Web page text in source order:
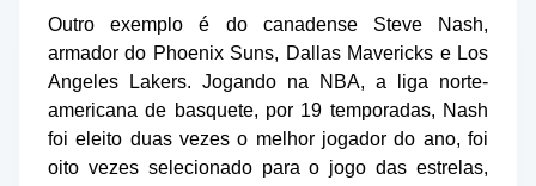
Outro exemplo é do canadense Steve Nash,
armador do Phoenix Suns, Dallas Mavericks e Los
Angeles Lakers. Jogando na NBA, a liga norte-
americana de basquete, por 19 temporadas, Nash
foi eleito duas vezes o melhor jogador do ano, foi
oito vezes selecionado para o jogo das estrelas,